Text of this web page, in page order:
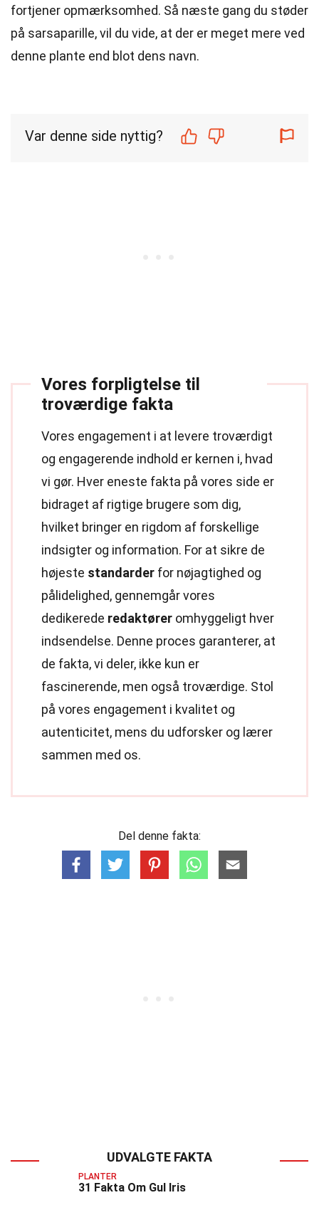
fortjener opmærksomhed. Så næste gang du støder
på sarsaparille, vil du vide, at der er meget mere ved
denne plante end blot dens navn.
Var denne side nyttig?
Vores forpligtelse til
troværdige fakta
Vores engagement i at levere troværdigt
og engagerende indhold er kernen i, hvad
vi gør. Hver eneste fakta på vores side er
bidraget af rigtige brugere som dig,
hvilket bringer en rigdom af forskellige
indsigter og information. For at sikre de
højeste standarder for nøjagtighed og
pålidelighed, gennemgår vores
dedikerede redaktører omhyggeligt hver
indsendelse. Denne proces garanterer, at
de fakta, vi deler, ikke kun er
fascinerende, men også troværdige. Stol
på vores engagement i kvalitet og
autenticitet, mens du udforsker og lærer
sammen med os.
Del denne fakta:
UDVALGTE FAKTA
PLANTER
31 Fakta Om Gul Iris